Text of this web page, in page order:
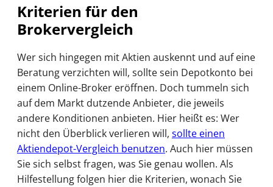
Kriterien für den
Brokervergleich
Wer sich hingegen mit Aktien auskennt und auf eine
Beratung verzichten will, sollte sein Depotkonto bei
einem Online-Broker eröffnen. Doch tummeln sich
auf dem Markt dutzende Anbieter, die jeweils
andere Konditionen anbieten. Hier heißt es: Wer
nicht den Überblick verlieren will, sollte einen
Aktiendepot-Vergleich benutzen. Auch hier müssen
Sie sich selbst fragen, was Sie genau wollen. Als
Hilfestellung folgen hier die Kriterien, wonach Sie